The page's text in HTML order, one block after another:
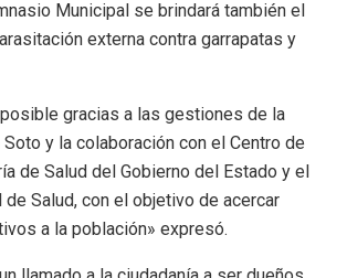
Municipal se brindará también el
externa contra garrapatas y
gracias a las gestiones de la
y la colaboración con el Centro de
de Salud del Gobierno del Estado y el
Salud, con el objetivo de acercar
a la población» expresó.